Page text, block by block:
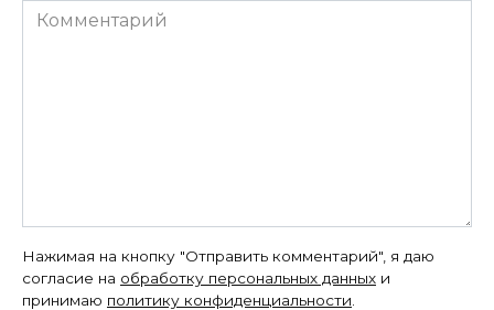
Комментарий
Нажимая на кнопку "Отправить комментарий", я даю
согласие на обработку персональных данных и
принимаю политику конфиденциальности